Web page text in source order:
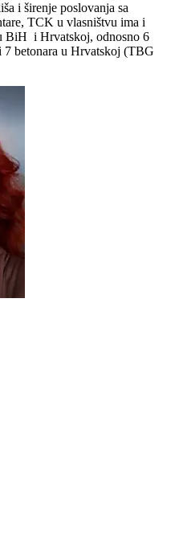
i širenje poslovanja sa
TCK u vlasništvu ima i
BiH i Hrvatskoj, odnosno 6
betonara u Hrvatskoj (TBG